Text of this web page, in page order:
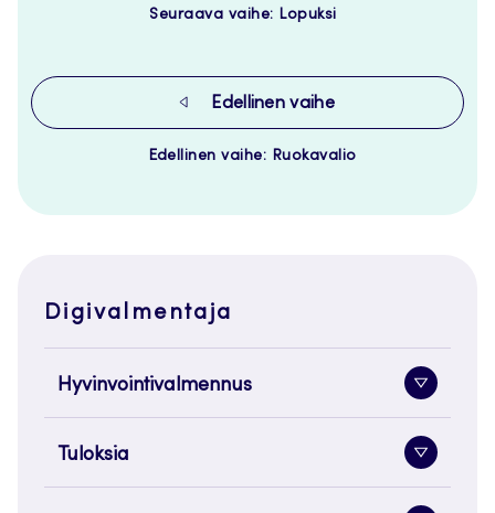
Seuraava vaihe: Lopuksi
Edellinen vaihe
Edellinen vaihe: Ruokavalio
Digivalmentaja
Hyvinvointivalmennus
painike
Tuloksia
painike